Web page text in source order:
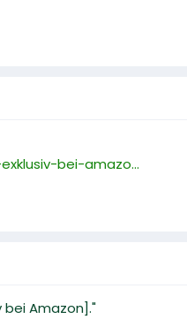
bei-amazo...
bei Amazon]."